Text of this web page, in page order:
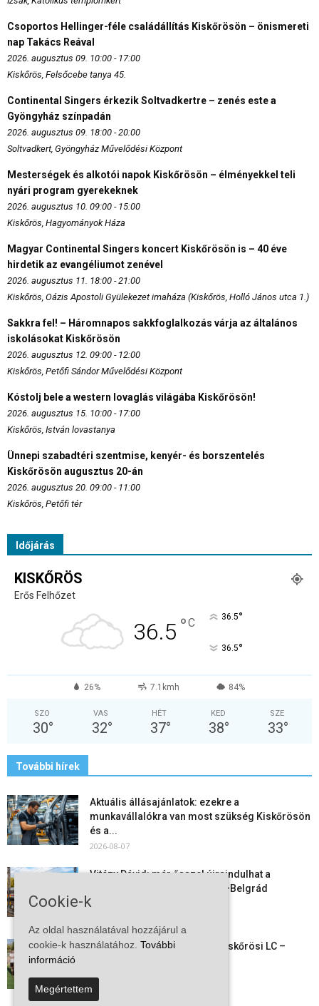
Csoportos Hellinger-féle családállítás Kiskőrösön – önismereti
nap Takács Reával
2026. augusztus 09. 10:00 - 17:00
Kiskőrös, Felsőcebe tanya 45.
Continental Singers érkezik Soltvadkertre – zenés este a
Gyöngyház színpadán
2026. augusztus 09. 18:00 - 20:00
Soltvadkert, Gyöngyház Művelődési Központ
Mesterségek és alkotói napok Kiskőrösön – élményekkel teli
nyári program gyerekeknek
2026. augusztus 10. 09:00 - 15:00
Kiskőrös, Hagyományok Háza
Magyar Continental Singers koncert Kiskőrösön is – 40 éve
hirdetik az evangéliumot zenével
2026. augusztus 11. 18:00 - 21:00
Kiskőrös, Oázis Apostoli Gyülekezet imaháza (Kiskőrös, Holló János utca 1.)
Sakkra fel! – Háromnapos sakkfoglalkozás várja az általános
iskolásokat Kiskőrösön
2026. augusztus 12. 09:00 - 12:00
Kiskőrös, Petőfi Sándor Művelődési Központ
Kóstolj bele a western lovaglás világába Kiskőrösön!
2026. augusztus 15. 10:00 - 17:00
Kiskőrös, István lovastanya
Ünnepi szabadtéri szentmise, kenyér- és borszentelés
Kiskőrösön augusztus 20-án
2026. augusztus 20. 09:00 - 11:00
Kiskőrös, Petőfi tér
Időjárás
KISKŐRÖS
Erős Felhőzet
36.5 °C 36.5°
36.5°
26% 7.1kmh 84%
SZO
30°
VAS
32°
HÉT
37°
KED
38°
SZE
33°
További hírek
Aktuális állásajánlatok: ezekre a
munkavállalókra van most szükség Kiskőrösön
és a...
2026-08-07
Vitézy Dávid: már ősszel újraindulhat a
személyszállítás a Budapest–Belgrád
vasútvonalon
Megkezdte a felkészülést a Kiskőrösi LC –
2026-08-06
Cookie-k
Az oldal használatával hozzájárul a
cookie-k használatához. További
információ
Megértettem